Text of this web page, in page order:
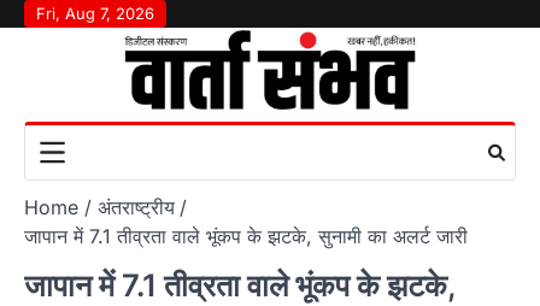
SkipFri, Aug 7, 2026
Home
अंतराष्‍ट्रीय
जापान में 7.1 तीव्रता वाले भूंकप के झटके, सुनामी का अलर्ट जारी
जापान में 7.1 तीव्रता वाले भूंकप के झटके,